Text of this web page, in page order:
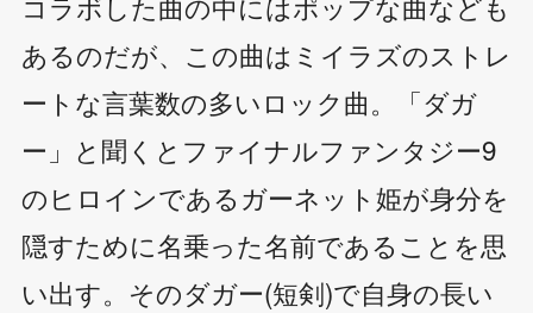
あるのだが、この曲はミイラズのストレ
ートな言葉数の多いロック曲。「ダガ
ー」と聞くとファイナルファンタジー9
のヒロインであるガーネット姫が身分を
隠すために名乗った名前であることを思
い出す。そのダガー(短剣)で自身の長い